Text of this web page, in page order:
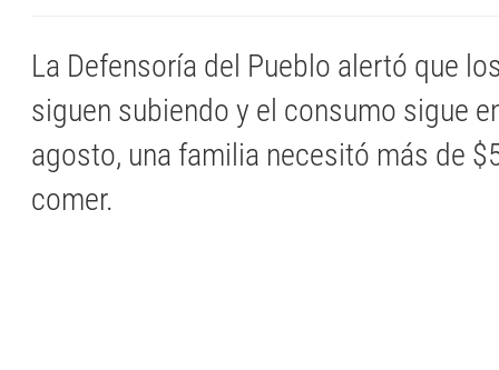
La Defensoría del Pueblo alertó que
siguen subiendo y el consumo sigue
agosto, una familia necesitó más de
comer.